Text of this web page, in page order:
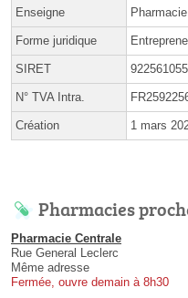
Enseigne
Forme juridique
SIRET
N° TVA Intra.
Création 1 mars
Pharmacies
Pharmacie Centrale
Rue General Leclerc
Même adresse
Fermée, ouvre demain à 8h30